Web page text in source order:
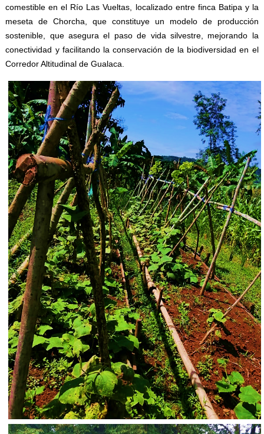
comestible en el Río Las Vueltas, localizado entre finca Batipa y la
meseta de Chorcha, que constituye un modelo de producción
sostenible, que asegura el paso de vida silvestre, mejorando la
conectividad y facilitando la conservación de la biodiversidad en el
Corredor Altitudinal de Gualaca.